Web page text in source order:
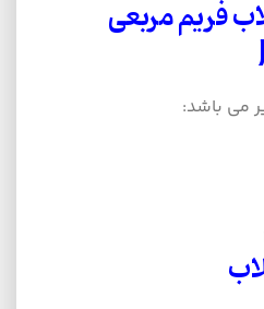
فریم مربعی
می باشد: